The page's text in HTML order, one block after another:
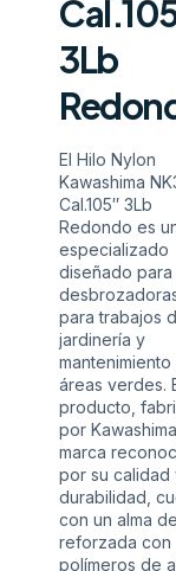
3Lb
El Hilo Nylon
Kawashima
Cal.105″ 3Lb
Redondo es
especializado
diseñado para
para trabajos
jardinería y
mantenimiento
áreas verdes.
producto,
por
marca
por su calidad
durabilidad,
con un alma
reforzada con
polímeros de